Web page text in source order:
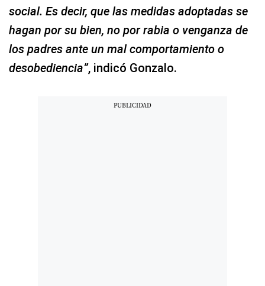
social. Es decir, que las medidas adoptadas se
hagan por su bien, no por rabia o venganza de
los padres ante un mal comportamiento o
desobediencia”, indicó Gonzalo.